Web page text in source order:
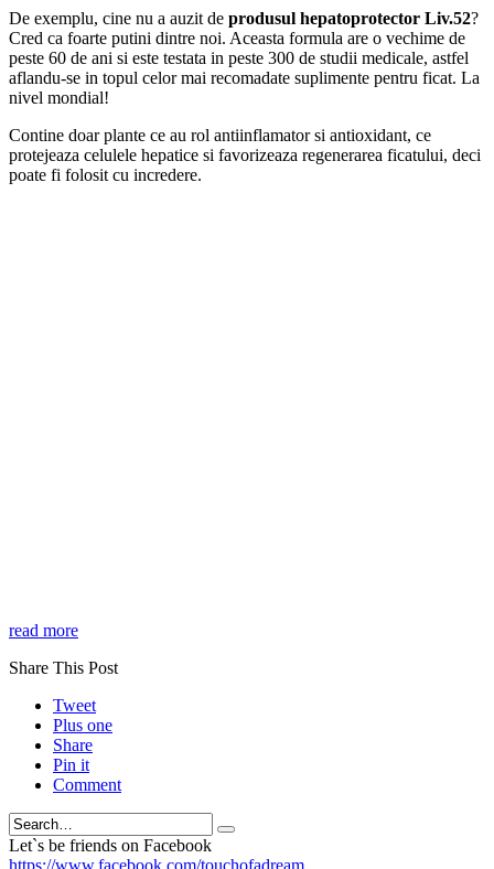
De exemplu, cine nu a auzit de produsul hepatoprotector Liv.52?
Cred ca foarte putini dintre noi. Aceasta formula are o vechime de
peste 60 de ani si este testata in peste 300 de studii medicale, astfel
aflandu-se in topul celor mai recomadate suplimente pentru ficat. La
nivel mondial!
Contine doar plante ce au rol antiinflamator si antioxidant, ce
protejeaza celulele hepatice si favorizeaza regenerarea ficatului, deci
poate fi folosit cu incredere.
read more
Share This Post
Tweet
Plus one
Share
Pin it
Comment
Search
Let`s be friends on Facebook
https://www.facebook.com/touchofadream